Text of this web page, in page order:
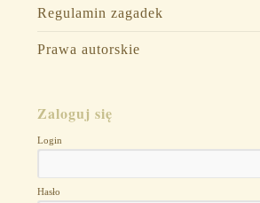
Regulamin zagadek
Prawa autorskie
Zaloguj się
Login
Hasło